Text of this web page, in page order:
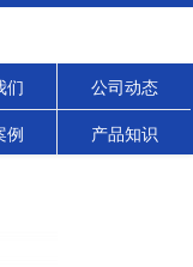
们 公司动态
例 产品知识